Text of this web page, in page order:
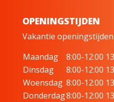
OPENINGSTIJDEN
Vakantie openingstijden
Maandag
8:00-12:00
Dinsdag
8:00-12:00
Woensdag 8:00-12:00
Donderdag8:00-12:00